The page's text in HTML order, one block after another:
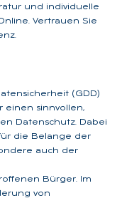
und individuelle
Vertrauen Sie
(GDD)
einen sinnvollen,
Datenschutz. Dabei
die Belange der
auch der
Bürger. Im
von